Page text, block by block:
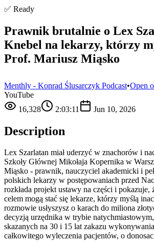
✅ Ready
Prawnik brutalnie o Lex
Knebel na lekarzy, którzy
Prof. Mariusz Miąsko
Menthly - Konrad Ślusarczyk Podcast•Open
YouTube
16,328
2:03:11 Jun 10, 2026
Description
Lex Szarlatan miał uderzyć w znachorów i
Szkoły Głównej Mikołaja Kopernika w
Miąsko - prawnik, nauczyciel akademicki i
polskich lekarzy w postępowaniach przed
rozkłada projekt ustawy na części i
celem mogą stać się lekarze, którzy myślą
rozmowie usłyszysz o karach do miliona
decyzją urzędnika w trybie
skazanych na 30 i 15 lat zakazu
całkowitego wyleczenia pacjentów, o